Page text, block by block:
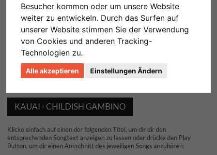
Besucher kommen oder um unsere Website
weiter zu entwickeln. Durch das Surfen auf
unserer Website stimmen Sie der Verwendung
von Cookies und anderen Tracking-
Technologien zu.
Alle akzeptieren Einstellungen Ändern
KAUAI - CHILDISH GAMBINO
Klicke einfach auf einen der folgenden Titel, um dir dir den
entsprechenden Songtext anzeigen zu lassen oder drücke den Play
Button, um dir einen Ausschnitt des jeweiligen Songs anzuhören: